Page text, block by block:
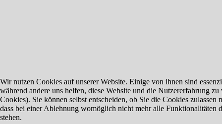
Wir nutzen Cookies auf unserer Website. Einige von ihnen sind
während andere uns helfen, diese Website und die Nutzererfahrung zu
Cookies). Sie können selbst entscheiden, ob Sie die Cookies zulassen
dass bei einer Ablehnung womöglich nicht mehr alle Funktionalitäten
stehen.